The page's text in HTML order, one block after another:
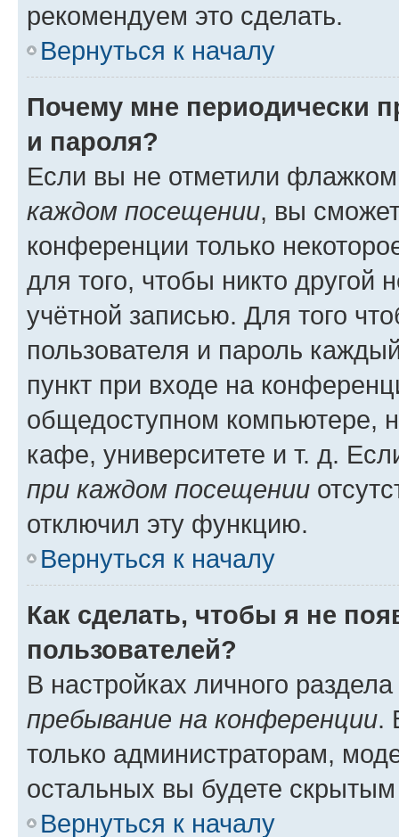
рекомендуем это сделать.
Вернуться к началу
Почему мне периодически
и пароля?
Если вы не отметили
каждом посещении, вы
конференции только
для того, чтобы никто другой
учётной записью. Для того
пользователя и пароль
пункт при входе на
общедоступном компьютере,
кафе, университете и т. д.
при каждом посещении
отключил эту функцию.
Вернуться к началу
Как сделать, чтобы я не
пользователей?
В настройках личного
пребывание на конференции.
только администраторам,
остальных вы будете
Вернуться к началу